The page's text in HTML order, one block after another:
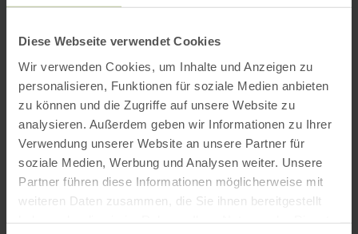
Diese Webseite verwendet Cookies
Wir verwenden Cookies, um Inhalte und Anzeigen zu
personalisieren, Funktionen für soziale Medien anbieten
zu können und die Zugriffe auf unsere Website zu
analysieren. Außerdem geben wir Informationen zu Ihrer
Verwendung unserer Website an unsere Partner für
soziale Medien, Werbung und Analysen weiter. Unsere
Partner führen diese Informationen möglicherweise mit
weiteren Daten zusammen, die Sie ihnen bereitgestellt
des arbres avec…
Français
une règle. OU un compas forestier.
Quiz 4